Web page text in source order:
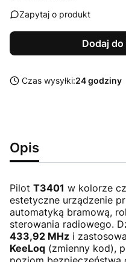
Zapytaj o produkt
Dodaj
Czas wysyłki:24 godziny
Opis
Pilot T3401 w kolorze
estetyczne urządzenie
automatyką bramową,
sterowania radiowego.
433,92 MHz i
KeeLoq (zmienny kod),